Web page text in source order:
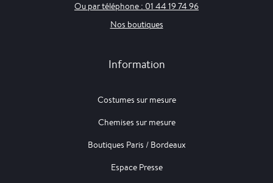
Ou par téléphone : 01 44 19 74 96
Nos boutiques
Information
Costumes sur mesure
Chemises sur mesure
Boutiques Paris / Bordeaux
Espace Presse